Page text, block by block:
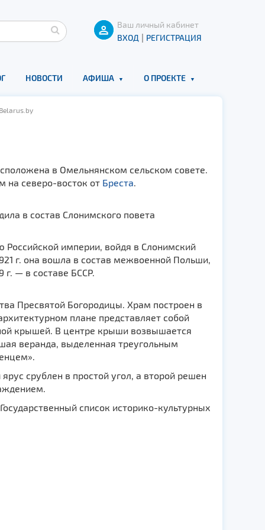
Ваш личный кабинет
ВХОД | РЕГИСТРАЦИЯ
НОВОСТИ АФИША О ПРОЕКТЕ
в Омельнянском сельском совете.
на северо-восток от Бреста.
в состав Слонимского повета
Российской империи, войдя в Слонимский
г. она вошла в состав межвоенной Польши,
г. — в составе БССР.
Пресвятой Богородицы. Храм построен в
плане представляет собой
крышей. В центре крыши возвышается
веранда, выделенная треугольным
срублен в простой угол, а второй решен
список историко-культурных